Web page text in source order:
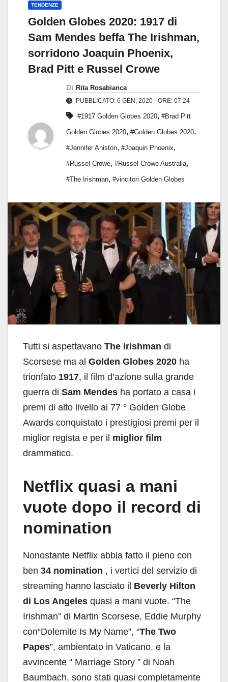
TENDENZE
Golden Globes 2020: 1917 di
Sam Mendes beffa The Irishman,
sorridono Joaquin Phoenix,
Brad Pitt e Russel Crowe
Di Rita Rosabianca
PUBBLICATO: 6 GEN, 2020 - ORE: 07:24
#1917 Golden Globes 2020, #Brad Pitt
Golden Globes 2020, #Golden Globes 2020,
#Jennifer Aniston, #Joaquin Phoenix,
#Russel Crowe, #Russel Crowe Australia,
#The Irishman, #vincitori Golden Globes
Tutti si aspettavano The Irishman di
Scorsese ma al Golden Globes 2020 ha
trionfato 1917, il film d’azione sulla grande
guerra di Sam Mendes ha portato a casa i
premi di alto livello ai 77 ° Golden Globe
Awards conquistato i prestigiosi premi per il
miglior regista e per il miglior film
drammatico.
Netflix quasi a mani
vuote dopo il record di
nomination
Nonostante Netflix abbia fatto il pieno con
ben 34 nomination , i vertici del servizio di
streaming hanno lasciato il Beverly Hilton
di Los Angeles quasi a mani vuote. “The
Irishman” di Martin Scorsese, Eddie Murphy
con“Dolemite Is My Name”, “The Two
Papes”, ambientato in Vaticano, e la
avvincente “ Marriage Story ” di Noah
Baumbach, sono stati quasi completamente